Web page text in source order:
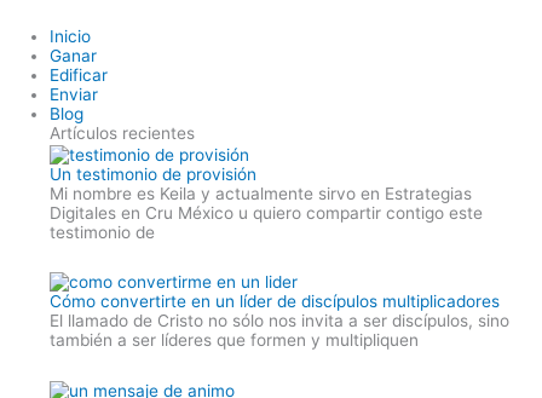
content
Inicio
Ganar
Edificar
Enviar
Blog
Artículos recientes
Un testimonio de provisión
Mi nombre es Keila y actualmente sirvo en Estrategias
Digitales en Cru México u quiero compartir contigo este
testimonio de
Cómo convertirte en un líder de discípulos multiplicadores
El llamado de Cristo no sólo nos invita a ser discípulos, sino
también a ser líderes que formen y multipliquen